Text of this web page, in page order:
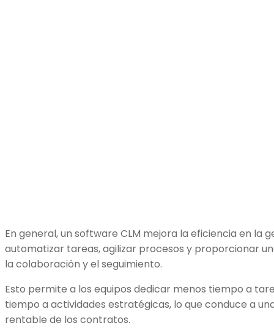
En general, un software CLM mejora la eficiencia en la
automatizar tareas, agilizar procesos y proporcionar
la colaboración y el seguimiento.
Esto permite a los equipos dedicar menos tiempo a
tiempo a actividades estratégicas, lo que conduce a
rentable de los contratos.